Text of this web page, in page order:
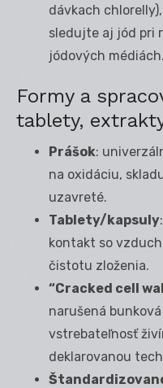
dávkach
sledujte aj jód pri
jódových médiách.
Formy a
tablety,
Prášok:
na oxidáciu,
uzavreté.
Tablety/kapsuly
kontakt so
čistotu zloženia.
“Cracked cell
narušená
vstrebateľnosť
deklarovanou